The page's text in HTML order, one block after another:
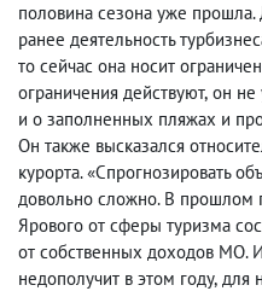
половина сезона уже
ранее деятельность
то сейчас она носит
ограничения действуют, он не
и о заполненных пляжах и
Он также высказался
курорта. «Спрогнозировать
довольно сложно. В прошлом
Ярового от сферы туризма
от собственных доходов МО.
недополучит в этом году, для